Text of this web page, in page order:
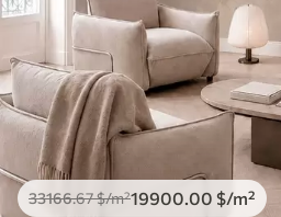
33166.67$/m²19900.00 $/m²